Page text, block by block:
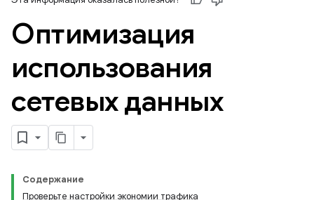
Оптимизация
использования
сетевых данных
Содержание
Проверьте настройки экономии трафика